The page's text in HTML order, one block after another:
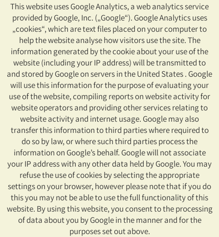
This website uses Google Analytics, a web analytics service
provided by Google, Inc. („Google“). Google Analytics uses
„cookies“, which are text files placed on your computer to
help the website analyse how visitors use the site. The
information generated by the cookie about your use of the
website (including your IP address) will be transmitted to
and stored by Google on servers in the United States . Google
will use this information for the purpose of evaluating your
use of the website, compiling reports on website activity for
website operators and providing other services relating to
website activity and internet usage. Google may also
transfer this information to third parties where required to
do so by law, or where such third parties process the
information on Google’s behalf. Google will not associate
your IP address with any other data held by Google. You may
refuse the use of cookies by selecting the appropriate
settings on your browser, however please note that if you do
this you may not be able to use the full functionality of this
website. By using this website, you consent to the processing
of data about you by Google in the manner and for the
purposes set out above.